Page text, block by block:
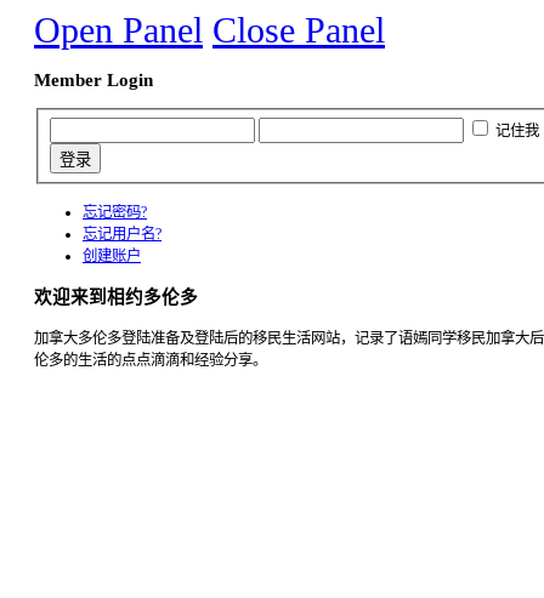
Open Panel Close Panel
Member Login
记住我
忘记密码?
忘记用户名?
创建账户
欢迎来到相约多伦多
加拿大多伦多登陆准备及登陆后的移民生活网站，记录了语嫣同学移民加拿大
伦多的生活的点点滴滴和经验分享。